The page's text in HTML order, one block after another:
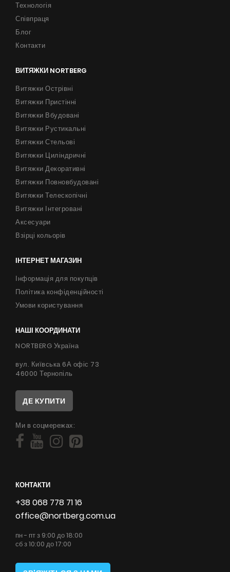
Технологія
Співпраця
Блог
Контакти
ВИТЯЖКИ NORTBERG
Витяжки Острівні
Витяжки Пристінні
Витяжки Вбудовані
Витяжки Рустикальні
Витяжки Стельові
Витяжки Циліндричні
Витяжки Декоративні
Витяжки Повновбудовані
Витяжки Телескопічні
Витяжки Інтегровані
Аксесуари
Взірці кольорів
ІНТЕРНЕТ МАГАЗИН
Інформація для покупців
Політика конфіденційності
Умови користування
НАШІ КООРДИНАТИ
NORTBERG Україна
вул. Київська 6А офіс 73
46000 Тернопіль
ДЕ КУПИТИ
Ми в соцмережах:
КОНТАКТИ
+38 068 778 71 16
office@nortberg.com.ua
пн - пт з 9:00 до 18:00
сб з 10:00 до 17:00